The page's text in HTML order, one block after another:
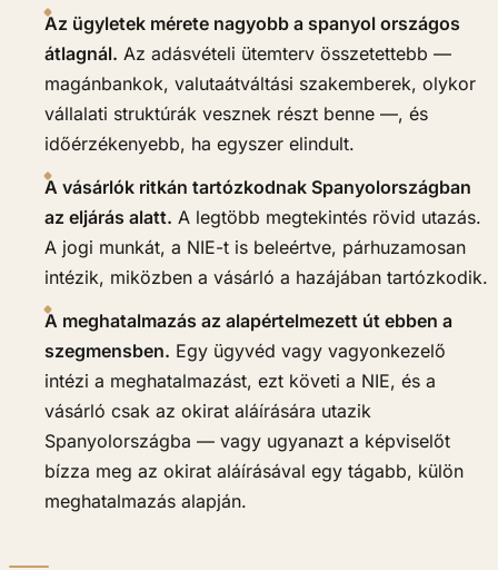
Az ügyletek mérete nagyobb a spanyol országos
átlagnál. Az adásvételi ütemterv összetettebb —
magánbankok, valutaátváltási szakemberek, olykor
vállalati struktúrák vesznek részt benne —, és
időérzékenyebb, ha egyszer elindult.
A vásárlók ritkán tartózkodnak Spanyolországban
az eljárás alatt. A legtöbb megtekintés rövid utazás.
A jogi munkát, a NIE-t is beleértve, párhuzamosan
intézik, miközben a vásárló a hazájában tartózkodik.
A meghatalmazás az alapértelmezett út ebben a
szegmensben. Egy ügyvéd vagy vagyonkezelő
intézi a meghatalmazást, ezt követi a NIE, és a
vásárló csak az okirat aláírására utazik
Spanyolországba — vagy ugyanazt a képviselőt
bízza meg az okirat aláírásával egy tágabb, külön
meghatalmazás alapján.